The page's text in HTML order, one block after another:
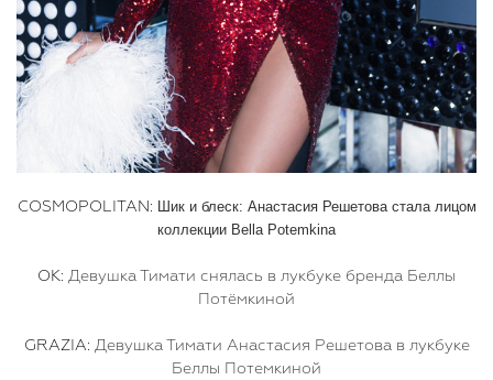
COSMOPOLITAN: Шик и блеск: Анастасия Решетова стала лицом
коллекции Bella Potemkina
OK: Девушка Тимати снялась в лукбуке бренда Беллы
Потёмкиной
GRAZIA: Девушка Тимати Анастасия Решетова в лукбуке
Беллы Потемкиной